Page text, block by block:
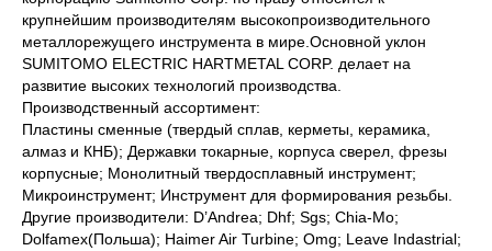
крупнейшим производителям высокопроизводительного
металлорежущего инструмента в мире.Основной уклон
SUMITOMO ELECTRIC HARTMETAL CORP. делает на
развитие высоких технологий производства.
Производственный ассортимент:
Пластины сменные (твердый сплав, керметы, керамика,
алмаз и КНБ); Державки токарные, корпуса сверел, фрезы
корпусные; Монолитный твердосплавный инструмент;
Микроинструмент; Инструмент для формирования резьбы.
Другие производители: D’Andrea; Dhf; Sgs; Chia-Mo;
Dolfamex(Польша); Haimer Air Turbine; Omg; Leave Indastrial;